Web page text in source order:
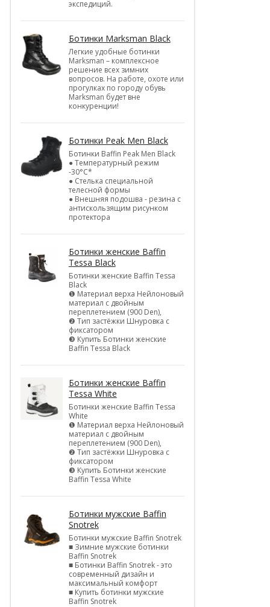
экспедиций.
Ботинки Marksman Black
Легкие удобные ботинки
Marksman – комплексное
решение всех зимних
вопросов. На работе, охоте или
прогулках по городу обувь
Marksman будет вне
конкуренции!
Ботинки Peak Men Black
Ботинки Baffin Peak Men Black
● Температурный режим
-30°С*
● Стелька специальной
телесной формы
● Внешняя подошва - резина с
антискользящим рисунком
протектора
Ботинки женские Baffin
Tessa Black
Ботинки женские Baffin Tessa
Black
❶ Материал верха Нейлоновый
материал с двойным
переплетением (900 Den),
❷ Тип застёжки Шнуровка с
фиксатором
❸ Купить Ботинки женские
Baffin Tessa Black
Ботинки женские Baffin
Tessa White
Ботинки женские Baffin Tessa
White
❶ Материал верха Нейлоновый
материал с двойным
переплетением (900 Den),
❷ Тип застёжки Шнуровка с
фиксатором
❸ Купить Ботинки женские
Baffin Tessa White
Ботинки мужские Baffin
Snotrek
Ботинки мужские Baffin Snotrek
■ Зимние мужские ботинки
Baffin Snotrek
■ Ботинки Baffin Snotrek - это
современный дизайн и
максимальный комфорт
■ Купить ботинки мужские
Baffin Snotrek